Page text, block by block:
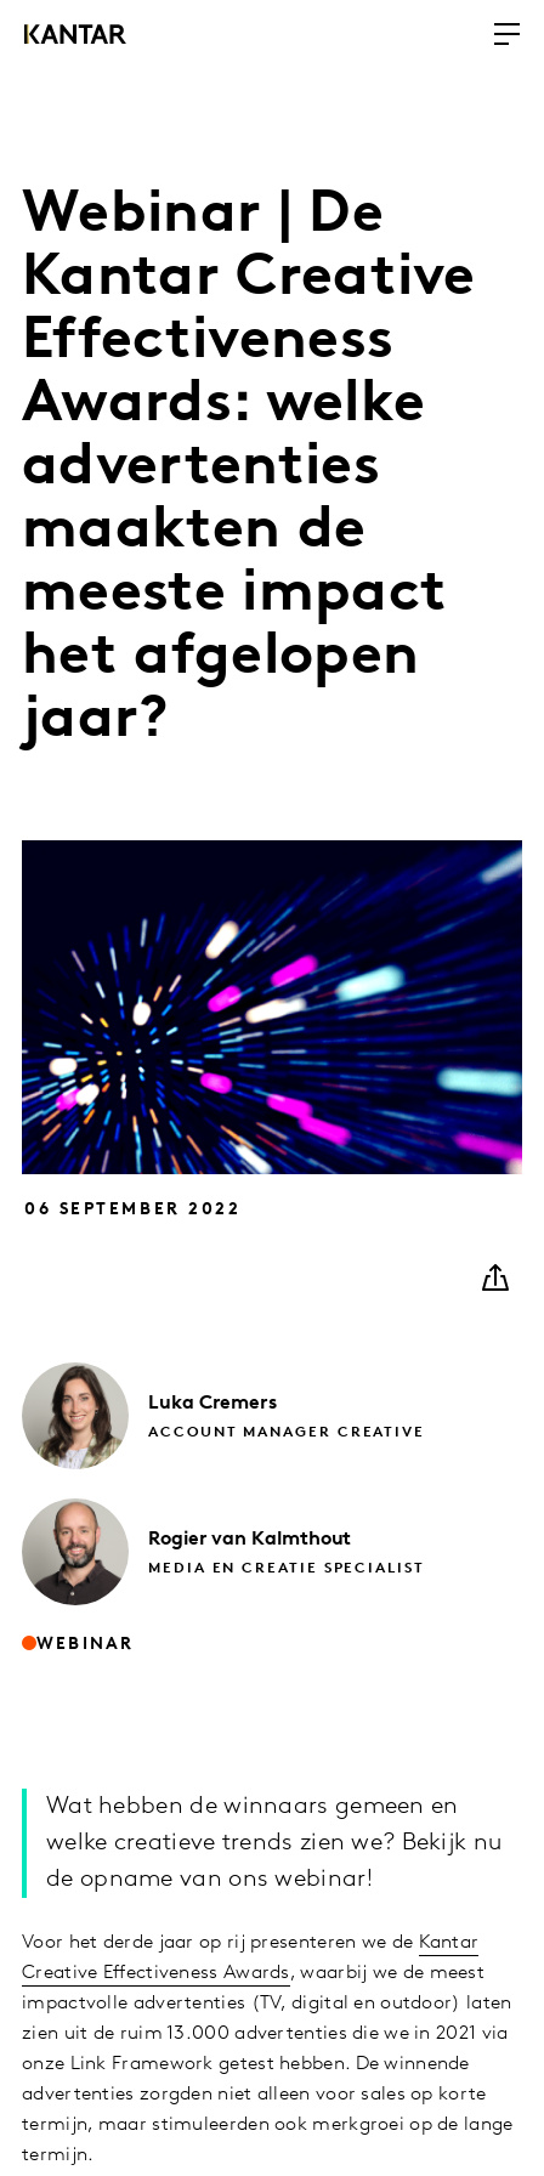
Webinar | De
Kantar Creative
Effectiveness
Awards: welke
advertenties
maakten de
meeste impact
het afgelopen
jaar?
06 SEPTEMBER 2022
Luka Cremers
ACCOUNT MANAGER CREATIVE
Rogier van Kalmthout
MEDIA EN CREATIE SPECIALIST
WEBINAR
Wat hebben de winnaars gemeen en
welke creatieve trends zien we? Bekijk nu
de opname van ons webinar!
Voor het derde jaar op rij presenteren we de Kantar
Creative Effectiveness Awards, waarbij we de meest
impactvolle advertenties (TV, digital en outdoor) laten
zien uit de ruim 13.000 advertenties die we in 2021 via
onze Link Framework getest hebben. De winnende
advertenties zorgden niet alleen voor sales op korte
termijn, maar stimuleerden ook merkgroei op de lange
termijn.